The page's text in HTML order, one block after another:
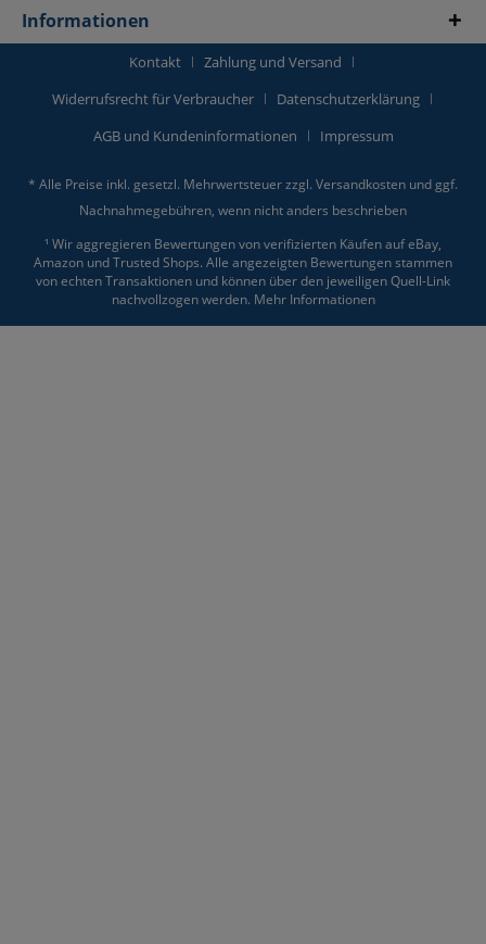
Informationen
Kontakt
Zahlung und Versand
Widerrufsrecht für Verbraucher
Datenschutzerklärung
AGB und Kundeninformationen
Impressum
* Alle Preise inkl. gesetzl. Mehrwertsteuer zzgl. Versandkosten und ggf.
Nachnahmegebühren, wenn nicht anders beschrieben
¹ Wir aggregieren Bewertungen von verifizierten Käufen auf eBay,
Amazon und Trusted Shops. Alle angezeigten Bewertungen stammen
von echten Transaktionen und können über den jeweiligen Quell-Link
nachvollzogen werden. Mehr Informationen